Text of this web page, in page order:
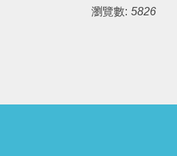
瀏覽數: 5826